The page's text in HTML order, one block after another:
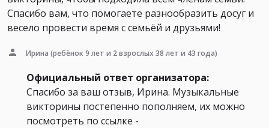
Спасибо вам, что помогаете разнообразить досуг и
весело провести время с семьёй и друзьями!
Ирина (ребёнок 9 лет и 2 взрослых 38 лет и 43 года)
Официальный ответ организатора:
Спасибо за ваш отзыв, Ирина. Музыкальные
викторины постепенно пополняем, их можно
посмотреть по ссылке -